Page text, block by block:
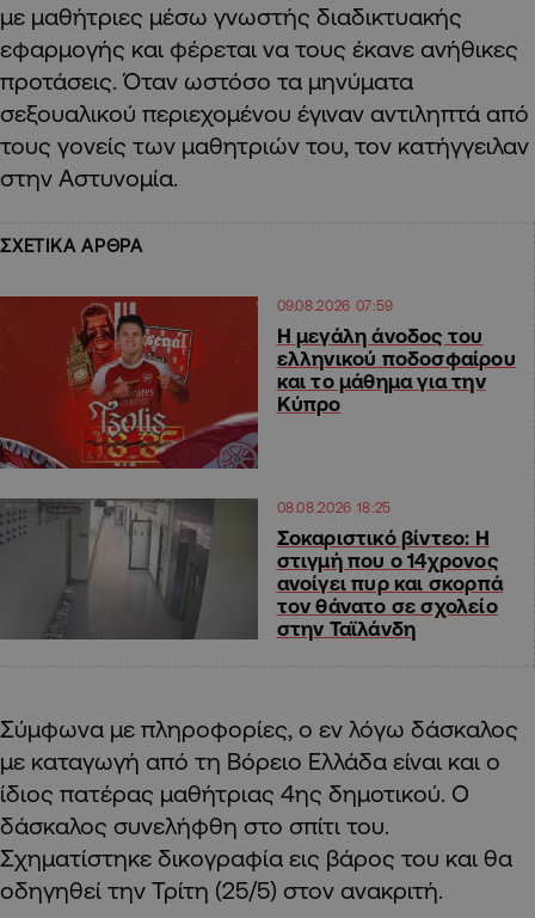
με μαθήτριες μέσω γνωστής διαδικτυακής
εφαρμογής και φέρεται να τους έκανε ανήθικες
προτάσεις. Όταν ωστόσο τα μηνύματα
σεξουαλικού περιεχομένου έγιναν αντιληπτά από
τους γονείς των μαθητριών του, τον κατήγγειλαν
στην Αστυνομία.
ΣΧΕΤΙΚΑ ΑΡΘΡΑ
09.08.2026 07:59
Η μεγάλη άνοδος του
ελληνικού ποδοσφαίρου
και το μάθημα για την
Κύπρο
08.08.2026 18:25
Σοκαριστικό βίντεο: Η
στιγμή που ο 14χρονος
ανοίγει πυρ και σκορπά
τον θάνατο σε σχολείο
στην Ταϊλάνδη
Σύμφωνα με πληροφορίες, ο εν λόγω δάσκαλος
με καταγωγή από τη Βόρειο Ελλάδα είναι και ο
ίδιος πατέρας μαθήτριας 4ης δημοτικού. Ο
δάσκαλος συνελήφθη στο σπίτι του.
Σχηματίστηκε δικογραφία εις βάρος του και θα
οδηγηθεί την Τρίτη (25/5) στον ανακριτή.